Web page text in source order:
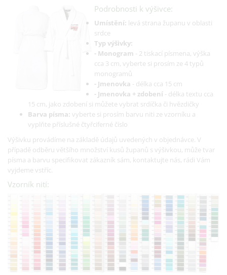
Podrobnosti k výšivce:
Umístění: levá strana županu v oblasti
srdce
Typ výšivky:
- Monogram - 2 tiskací písmena, výška
cca 3 cm, vyberte si prosím ze 4 typů
monogramů
- Jmenovka - délka cca 15 cm
- Jmenovka + zdobení - délka textu cca
15 cm, jako zdobení si můžete vybrat srdíčka či hvězdičky
Barva písma: vyberte si prosím barvu niti ze vzorníku a
vyplňte příslušné čtyřciferné číslo
Výšivku provádíme na základě údajů uvedených v objednávce. V
případě odběru většího množství kusů županů s výšivkou, může tvar
písma a barvu specifikovat zákazník sám, kontaktujte nás, rádi Vám
vyjdeme vstříc.
Vzorník nití: